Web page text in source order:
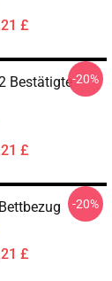
£
Bestätigte
£
-20%
£
-20%